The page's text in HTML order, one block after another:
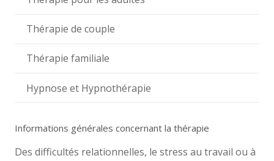
Thérapie de couple
Thérapie familiale
Hypnose et Hypnothérapie
Informations générales concernant la thérapie
Des difficultés relationnelles, le stress au travail ou à